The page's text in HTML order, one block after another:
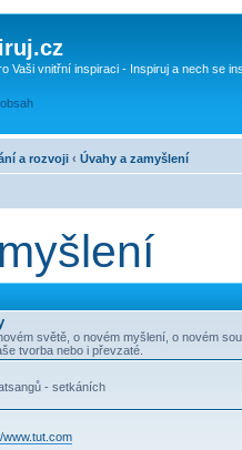
Vaši vnitřní inspiraci - Inspiruj a nech se
a rozvoji ‹ Úvahy a zamyšlení
světě, o novém myšlení, o novém
tvorba nebo i převzaté.
- setkáních
www.tut.com